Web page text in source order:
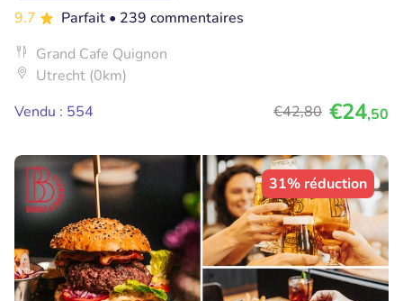
9.7
Parfait • 239 commentaires
Grand Cafe Quignon
Utrecht (0km)
Vendu : 554
€42,80 €24,50
31% réduction